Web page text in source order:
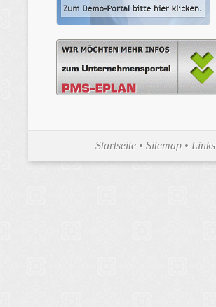
Startseite •Sitemap • Links